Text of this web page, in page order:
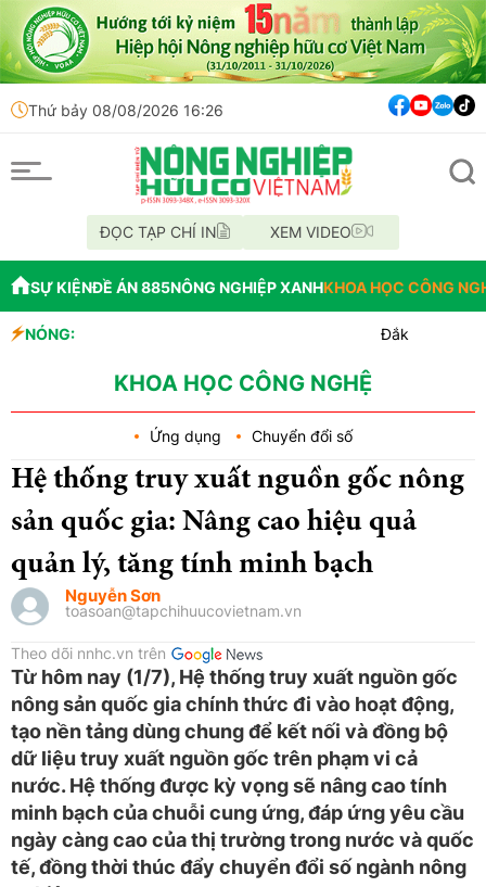
Thứ bảy 08/08/2026 16:26
ĐỌC TẠP CHÍ IN XEM VIDEO
SỰ KIỆNĐỀ ÁN 885NÔNG NGHIỆP XANHKHOA HỌC CÔNG
NÓNG:
Đắk Lắk tổ chức diễu
Tổ chức lấy mẫu AND
KHOA HỌC CÔNG NGHỆ
Ứng dụng Chuyển đổi số
Hệ thống truy xuất nguồn gốc nông
sản quốc gia: Nâng cao hiệu quả
quản lý, tăng tính minh bạch
Nguyễn Sơn
toasoan@tapchihuucovietnam.vn
Theo dõi nnhc.vn trên
Từ hôm nay (1/7), Hệ thống truy xuất nguồn gốc
nông sản quốc gia chính thức đi vào hoạt động,
tạo nền tảng dùng chung để kết nối và đồng bộ
dữ liệu truy xuất nguồn gốc trên phạm vi cả
nước. Hệ thống được kỳ vọng sẽ nâng cao tính
minh bạch của chuỗi cung ứng, đáp ứng yêu cầu
ngày càng cao của thị trường trong nước và quốc
tế, đồng thời thúc đẩy chuyển đổi số ngành nông